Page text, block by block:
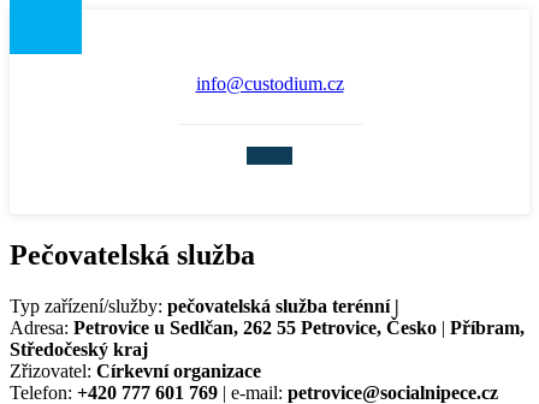
info@custodium.cz
Pečovatelská služba
Typ zařízení/služby: pečovatelská služba terénní |
Adresa: Petrovice u Sedlčan, 262 55 Petrovice, Česko | Příbram,
Středočeský kraj
Zřizovatel: Církevní organizace
Telefon: +420 777 601 769 | e-mail: petrovice@socialnipece.cz